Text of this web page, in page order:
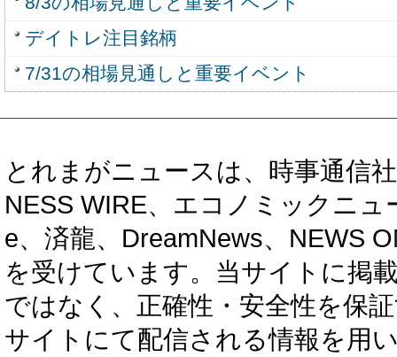
デイトレ注目銘柄
7/31の相場見通しと重要イベント
とれまがニュースは、時事通信
NESS WIRE、エコノミックニ
e、済龍、DreamNews、NEWS
を受けています。当サイトに掲
ではなく、正確性・安全性を保
サイトにて配信される情報を用